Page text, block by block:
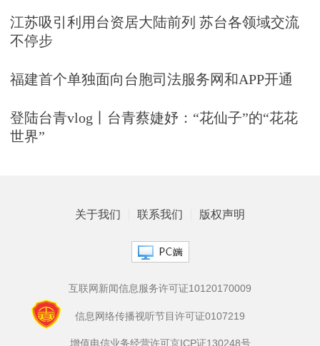
江苏吸引利用台资居大陆前列 苏台各领域交流
不停步
福建首个单独面向台胞司法服务网和APP开通
登陆台青vlog丨台青蔡婕妤：“花仙子”的“花花
世界”
关于我们 联系我们 版权声明
互联网新闻信息服务许可证10120170009
信息网络传播视听节目许可证0107219
增值电信业务经营许可京ICP证130248号